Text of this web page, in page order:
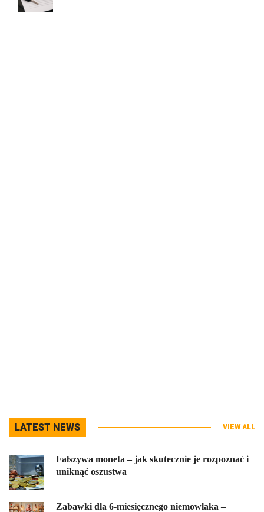
LATEST NEWS VIEW ALL
Fałszywa moneta – jak skutecznie je rozpoznać i
uniknąć oszustwa
Zabawki dla 6-miesięcznego niemowlaka –